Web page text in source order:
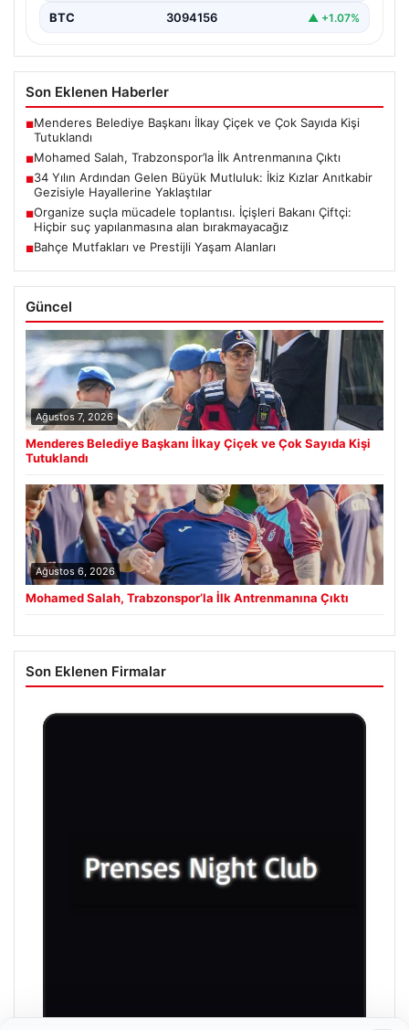
BTC 3094156 ▲ +1.07%
Son Eklenen Haberler
■Menderes Belediye Başkanı İlkay Çiçek ve Çok Sayıda Kişi
Tutuklandı
■Mohamed Salah, Trabzonspor’la İlk Antrenmanına Çıktı
■34 Yılın Ardından Gelen Büyük Mutluluk: İkiz Kızlar Anıtkabir
Gezisiyle Hayallerine Yaklaştılar
■Organize suçla mücadele toplantısı. İçişleri Bakanı Çiftçi:
Hiçbir suç yapılanmasına alan bırakmayacağız
■Bahçe Mutfakları ve Prestijli Yaşam Alanları
Güncel
Ağustos 7, 2026
Menderes Belediye Başkanı İlkay Çiçek ve Çok Sayıda Kişi
Tutuklandı
Ağustos 6, 2026
Mohamed Salah, Trabzonspor’la İlk Antrenmanına Çıktı
Son Eklenen Firmalar